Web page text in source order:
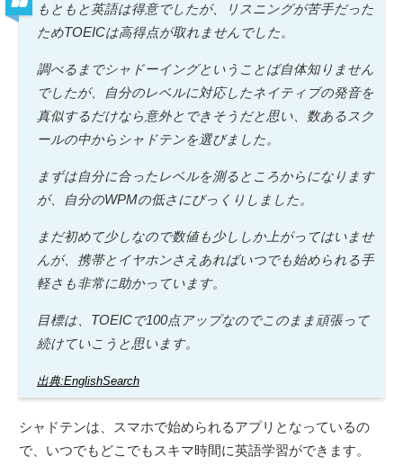
もともと英語は得意でしたが、リスニングが苦手だった
ためTOEICは高得点が取れませんでした。
調べるまでシャドーイングということば自体知りません
でしたが、自分のレベルに対応したネイティブの発音を
真似するだけなら意外とできそうだと思い、数あるスク
ールの中からシャドテンを選びました。
まずは自分に合ったレベルを測るところからになります
が、自分のWPMの低さにびっくりしました。
まだ初めて少しなので数値も少ししか上がってはいませ
んが、携帯とイヤホンさえあればいつでも始められる手
軽さも非常に助かっています。
目標は、TOEICで100点アップなのでこのまま頑張って
続けていこうと思います。
出典:EnglishSearch
シャドテンは、スマホで始められるアプリとなっているの
で、いつでもどこでもスキマ時間に英語学習ができます。